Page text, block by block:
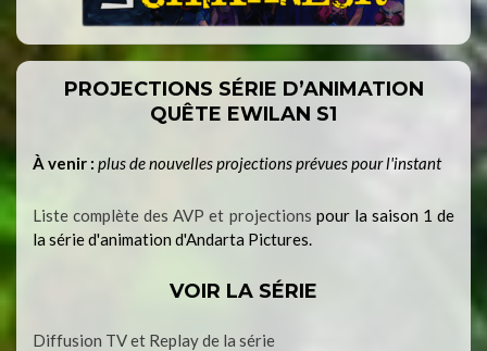
PROJECTIONS SÉRIE D’ANIMATION
QUÊTE EWILAN S1
À venir : plus de nouvelles projections prévues pour l'instant
Liste complète des AVP et projections pour la saison 1 de
la série d'animation d'Andarta Pictures.
VOIR LA SÉRIE
Diffusion TV et Replay de la série